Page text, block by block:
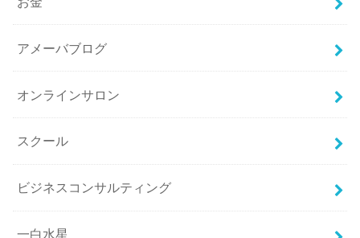
アメーバブログ
オンラインサロン
スクール
ビジネスコンサルティング
一白水星